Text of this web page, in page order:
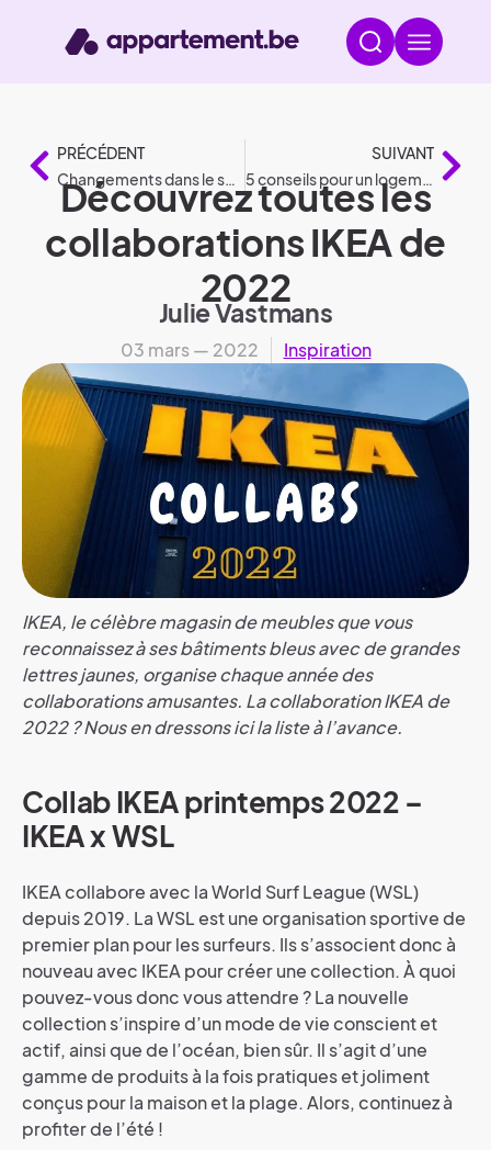
PRÉCÉDENT
Changements dans le secteur du logement en 2022
SUIVANT
5 conseils pour un logement locatif économe en énergie
Découvrez toutes les
collaborations IKEA de
2022
Julie Vastmans
03 mars — 2022 Inspiration
IKEA, le célèbre magasin de meubles que vous
reconnaissez à ses bâtiments bleus avec de grandes
lettres jaunes, organise chaque année des
collaborations amusantes. La collaboration IKEA de
2022 ? Nous en dressons ici la liste à l’avance.
Collab IKEA printemps 2022 –
IKEA x WSL
IKEA collabore avec la World Surf League (WSL)
depuis 2019. La WSL est une organisation sportive de
premier plan pour les surfeurs. Ils s’associent donc à
nouveau avec IKEA pour créer une collection. À quoi
pouvez-vous donc vous attendre ? La nouvelle
collection s’inspire d’un mode de vie conscient et
actif, ainsi que de l’océan, bien sûr. Il s’agit d’une
gamme de produits à la fois pratiques et joliment
conçus pour la maison et la plage. Alors, continuez à
profiter de l’été !